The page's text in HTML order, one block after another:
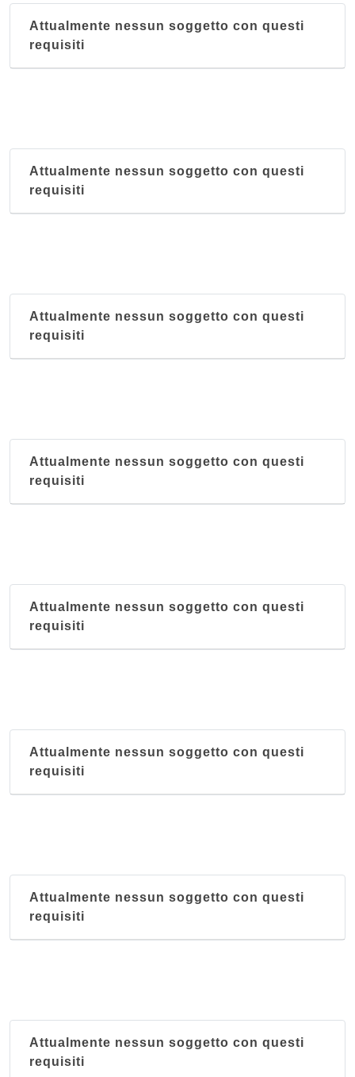
Attualmente nessun soggetto con questi
requisiti
Attualmente nessun soggetto con questi
requisiti
Attualmente nessun soggetto con questi
requisiti
Attualmente nessun soggetto con questi
requisiti
Attualmente nessun soggetto con questi
requisiti
Attualmente nessun soggetto con questi
requisiti
Attualmente nessun soggetto con questi
requisiti
Attualmente nessun soggetto con questi
requisiti